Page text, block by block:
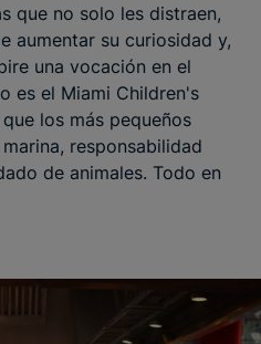
que no solo les distraen,
aumentar su curiosidad y,
una vocación en el
es el Miami Children's
los más pequeños
responsabilidad
de animales. Todo en